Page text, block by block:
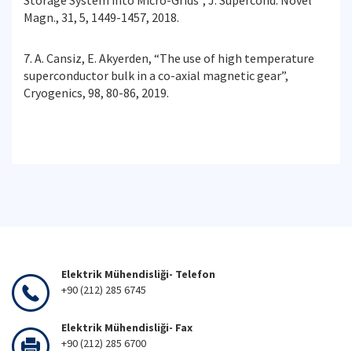
Magn., 31, 5, 1449-1457, 2018.
7. A. Cansiz, E. Akyerden, “The use of high temperature
superconductor bulk in a co-axial magnetic gear”,
Cryogenics, 98, 80-86, 2019.
Elektrik Mühendisliği- Telefon
+90 (212) 285 6745
Elektrik Mühendisliği- Fax
+90 (212) 285 6700